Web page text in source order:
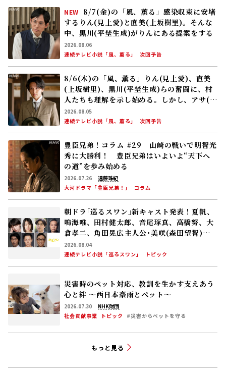
NEW
8/7(金)の「風、薫る」感染収束に安堵
するりん(見上愛)と直美(上坂樹里)。そんな
中、黒川(平埜生成)がりんにある提案をする
2026.08.06
連続テレビ小説「風、薫る」
次回予告
8/6(木)の「風、薫る」りん(見上愛)、直美
(上坂樹里)、黒川(平埜生成)らの奮闘に、村
人たちも理解を示し始める。しかし、アサ(美
山加恋)の容体はなかなか改善せず……
2026.08.05
連続テレビ小説「風、薫る」
次回予告
豊臣兄弟！コラム #29 山崎の戦いで明智光
秀に大勝利！ 豊臣兄弟はいよいよ“天下へ
の道”を歩み始める
2026.07.26
遠藤珠紀
大河ドラマ「豊臣兄弟！」
コラム
朝ドラ｢巡るスワン｣新キャスト発表！夏帆、
鳴海唯、田村健太郎、音尾琢真、高橋努、大
倉孝二、角田晃広――主人公･美咲(森田望智)が
交流する警察署の人々 2027年度前期放送
2026.08.04
連続テレビ小説「巡るスワン」
トピック
災害時のペット対応、教訓を生かす――支えあう
心と絆 〜西日本豪雨とペット〜
2026.07.30
NHK財団
社会貢献事業
トピック #災害からペットを守る
もっと見る